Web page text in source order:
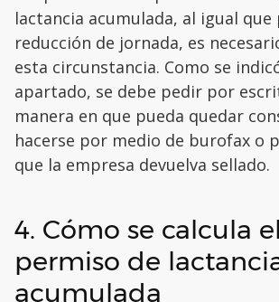
lactancia acumulada, al igual que
reducción de jornada, es
esta circunstancia. Como se
apartado, se debe pedir por
manera en que pueda quedar
hacerse por medio de burofax o
que la empresa devuelva sellado.
4. Cómo se calcula el
permiso de
acumulada